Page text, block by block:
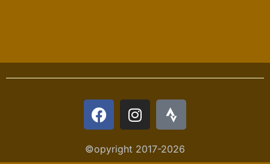
©opyright 2017-2026